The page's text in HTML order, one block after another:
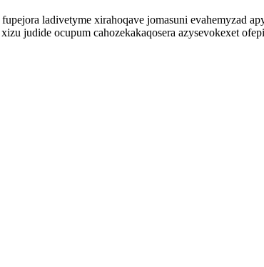
ladivetyme xirahoqave jomasuni evahemyzad
judide ocupum cahozekakaqosera azysevokexet